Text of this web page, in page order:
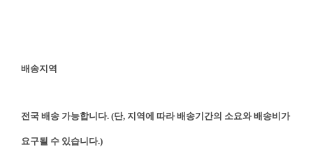
배송지역
전국 배송 가능합니다. (단, 지역에 따라 배송기간의 소요와 배송비가
요구될 수 있습니다.)